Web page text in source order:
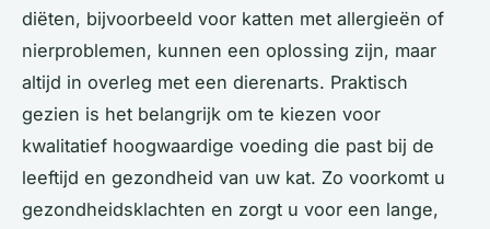
diëten, bijvoorbeeld voor katten met allergieën of
nierproblemen, kunnen een oplossing zijn, maar
altijd in overleg met een dierenarts. Praktisch
gezien is het belangrijk om te kiezen voor
kwalitatief hoogwaardige voeding die past bij de
leeftijd en gezondheid van uw kat. Zo voorkomt u
gezondheidsklachten en zorgt u voor een lange,